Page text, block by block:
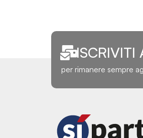
ISCRIVITI
per rimanere sempre